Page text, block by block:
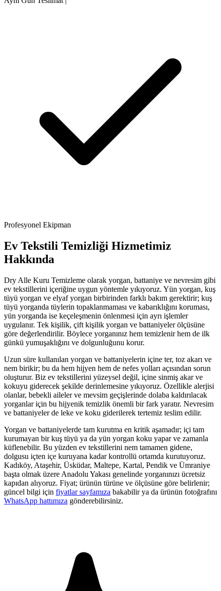
Profesyonel Ekipman
Ev Tekstili Temizliği Hizmetimiz
Hakkında
Dry Alle Kuru Temizleme olarak yorgan, battaniye ve nevresim gibi
ev tekstillerini içeriğine uygun yöntemle yıkıyoruz. Yün yorgan, kuş
tüyü yorgan ve elyaf yorgan birbirinden farklı bakım gerektirir; kuş
tüyü yorganda tüylerin topaklanmaması ve kabarıklığını koruması,
yün yorganda ise keçeleşmenin önlenmesi için ayrı işlemler
uygulanır. Tek kişilik, çift kişilik yorgan ve battaniyeler ölçüsüne
göre değerlendirilir. Böylece yorganınız hem temizlenir hem de ilk
günkü yumuşaklığını ve dolgunluğunu korur.
Uzun süre kullanılan yorgan ve battaniyelerin içine ter, toz akarı ve
nem birikir; bu da hem hijyen hem de nefes yolları açısından sorun
oluşturur. Biz ev tekstillerini yüzeysel değil, içine sinmiş akar ve
kokuyu giderecek şekilde derinlemesine yıkıyoruz. Özellikle alerjisi
olanlar, bebekli aileler ve mevsim geçişlerinde dolaba kaldırılacak
yorganlar için bu hijyenik temizlik önemli bir fark yaratır. Nevresim
ve battaniyeler de leke ve koku giderilerek tertemiz teslim edilir.
Yorgan ve battaniyelerde tam kurutma en kritik aşamadır; içi tam
kurumayan bir kuş tüyü ya da yün yorgan koku yapar ve zamanla
küflenebilir. Bu yüzden ev tekstillerini nem tamamen gidene,
dolgusu içten içe kuruyana kadar kontrollü ortamda kurutuyoruz.
Kadıköy, Ataşehir, Üsküdar, Maltepe, Kartal, Pendik ve Ümraniye
başta olmak üzere Anadolu Yakası genelinde yorganınızı ücretsiz
kapıdan alıyoruz. Fiyat; ürünün türüne ve ölçüsüne göre belirlenir;
güncel bilgi için fiyatlar sayfamıza bakabilir ya da ürünün fotoğrafını
WhatsApp hattımıza gönderebilirsiniz.